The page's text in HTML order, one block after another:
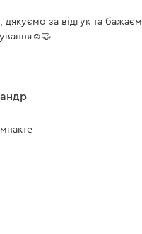
дякуємо за відгук та